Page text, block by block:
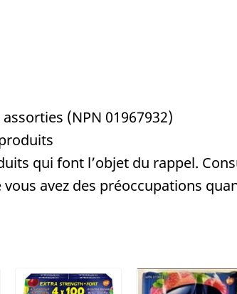
(NPN 01967932)
qui font l’objet du rappel.
avez des préoccupations